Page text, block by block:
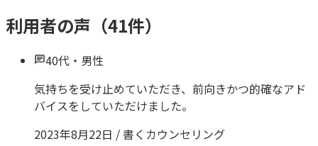
利用者の声（41件）
40代 ・ 男性
気持ちを受け止めていただき、前向きかつ的確なアド
バイスをしていただけました。
2023年8月22日 /書くカウンセリング